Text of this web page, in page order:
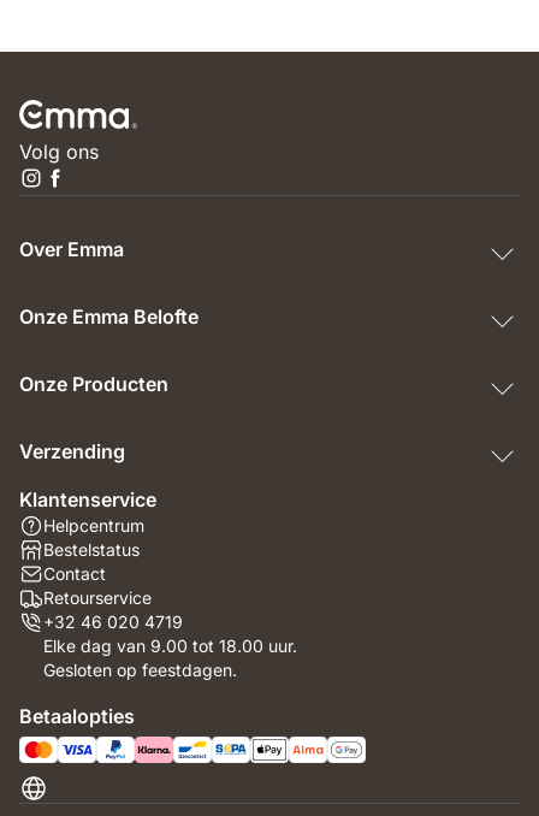
Volg ons
Over Emma
Onze Emma Belofte
Onze Producten
Verzending
Klantenservice
Helpcentrum
Bestelstatus
Contact
Retourservice
+32 46 020 4719
Elke dag van 9.00 tot 18.00 uur.
Gesloten op feestdagen.
Betaalopties